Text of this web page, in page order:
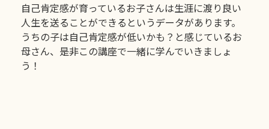
自己肯定感が育っているお子さんは生涯に渡り良い
人生を送ることができるというデータがあります。
うちの子は自己肯定感が低いかも？と感じているお
母さん、是非この講座で一緒に学んでいきましょ
う！